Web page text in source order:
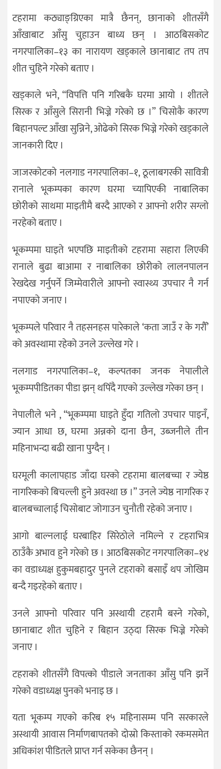
टहरामा कठ्याङ्ग्रिएका मात्रै छैनन्, छानाको शीतसँगै
आँखाबाट आँसु चुहाउन बाध्य छन् । आठबिसकोट
नगरपालिका–१३ का नारायण खड्काले छानाबाट तप तप
शीत चुहिने गरेको बताए ।
खड्काले भने, “विपत्ति पनि गरिबकै घरमा आयो । शीतले
सिरक र आँसुले सिरानी भिज्ने गरेको छ ।” चिसोकै कारण
बिहानपल्ट आँखा सुन्निने, ओढेको सिरक भिज्ने गरेको खड्काले
जानकारी दिए ।
जाजरकोटको नलगाड नगरपालिका–१, ठूलाबगरकी सावित्री
रानाले भूकम्पका कारण घरमा च्यापिएकी नाबालिका
छोरीको साथमा माइतीमै बस्दै आएको र आफ्नो शरीर सग्लो
नरहेको बताए ।
भूकम्पमा घाइते भएपछि माइतीको टहरामा सहारा लिएकी
रानाले बुढा बाआमा र नाबालिका छोरीको लालनपालन
रेखदेख गर्नुपर्ने जिम्मेवारीले आफ्नो स्वास्थ्य उपचार नै गर्न
नपाएको जनाए ।
भूकम्पले परिवार नै तहसनहस पारेकाले ‘कता जाउँ र के गरौँ’
को अवस्थामा रहेको उनले उल्लेख गरे ।
नलगाड नगरपालिका–१, कल्पतका जनक नेपालीले
भूकम्पपीडितका पीडा झन् थपिँदै गएको उल्लेख गरेका छन् ।
नेपालीले भने , “भूकम्पमा घाइते हुँदा गतिलो उपचार पाइनँ,
ज्यान आधा छ, घरमा अन्नको दाना छैन, उब्जनीले तीन
महिनाभन्दा बढी खाना पुग्दैन् ।
घरमूली कालापहाड जाँदा घरको टहरामा बालबच्चा र ज्येष्ठ
नागरिकको बिचल्ली हुने अवस्था छ ।” उनले ज्येष्ठ नागरिक र
बालबच्चालाई चिसोबाट जोगाउन चुनौती रहेको जनाए ।
आगो बाल्नलाई घरबाहिर सिरेठोले नमिल्ने र टहराभित्र
ठाउँकै अभाव हुने गरेको छ । आठबिसकोट नगरपालिका–१४
का वडाध्यक्ष हुकुमबहादुर पुनले टहराको बसाइँ थप जोखिम
बन्दै गइरहेको बताए ।
उनले आफ्नो परिवार पनि अस्थायी टहरामै बस्ने गरेको,
छानाबाट शीत चुहिने र बिहान उठ्दा सिरक भिज्ने गरेको
जनाए ।
टहराको शीतसँगै विपत्को पीडाले जनताका आँसु पनि झर्ने
गरेको वडाध्यक्ष पुनको भनाइ छ ।
यता भूकम्प गएको करिब १५ महिनासम्म पनि सरकारले
अस्थायी आवास निर्माणबापतको दोस्रो किस्ताको रकमसमेत
अधिकांश पीडितले प्राप्त गर्न सकेका छैनन् ।